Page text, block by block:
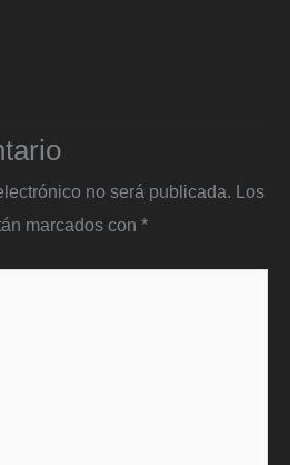
no será publicada.
Los
marcados con *